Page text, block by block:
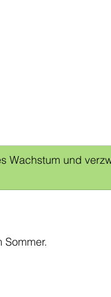
Wachstum und